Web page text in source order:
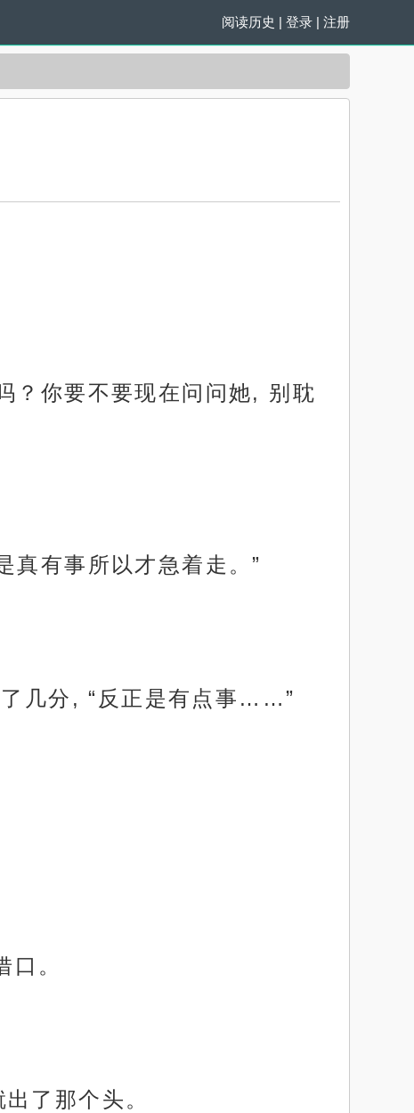
阅读历史 | 登录 | 注册
？你要不要现在问问她, 别耽
真有事所以才急着走。”
几分, “反正是有点事……”
。
了那个头。